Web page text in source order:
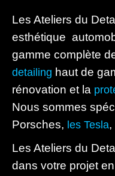
Les Ateliers du
esthétique
gamme complète
detailing haut de
rénovation et la
Nous sommes
Porsches, les Tesla,
Les Ateliers du
dans votre projet